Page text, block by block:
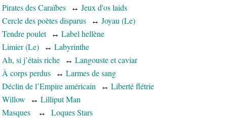
Pirates des Caraïbes
↔ Jeux d'os laids
Cercle des poètes disparus
↔ Joyau (Le)
Tendre poulet ↔ Label hellène
Limier (Le)
↔ Labyrinthe
Ah, si j’étais riche
↔ Langouste et caviar
À corps perdus
↔ Larmes de sang
Déclin de l’Empire américain
↔ Liberté flétrie
Willow
↔ Lilliput Man
Masques
↔
Loques Stars